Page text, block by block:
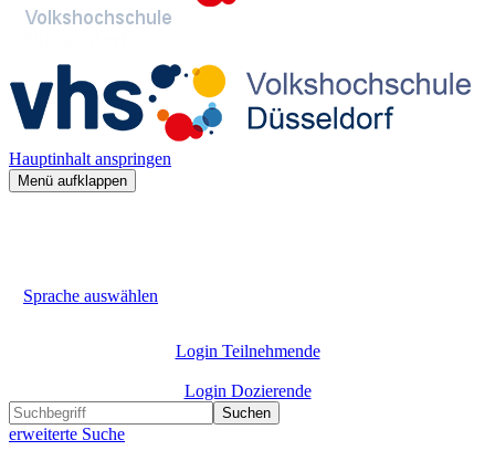
Hauptinhalt anspringen
Menü aufklappen
Sprache auswählen
Login Teilnehmende
Login Dozierende
Suchen
erweiterte Suche